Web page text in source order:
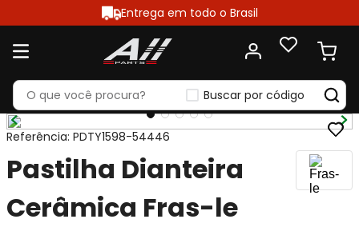
Entrega em todo o Brasil
Buscar por código
Referência: PDTY1598-54446
Pastilha Dianteira
Cerâmica Fras-le